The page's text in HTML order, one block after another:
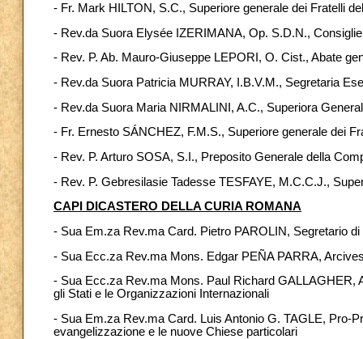
- Fr. Mark HILTON, S.C., Superiore generale dei Fratelli
- Rev.da Suora Elysée IZERIMANA, Op. S.D.N.,
- Rev. P. Ab. Mauro-Giuseppe LEPORI, O. Cist., Abate
- Rev.da Suora Patricia MURRAY, I.B.V.M., Segretaria
- Rev.da Suora Maria NIRMALINI, A.C., Superiora
- Fr. Ernesto SÁNCHEZ, F.M.S., Superiore generale dei
- Rev. P. Arturo SOSA, S.I., Preposito Generale della
- Rev. P. Gebresilasie Tadesse TESFAYE, M.C.C.J.,
CAPI DICASTERO DELLA CURIA ROMANA
- Sua Em.za Rev.ma Card. Pietro PAROLIN, Segretario di
- Sua Ecc.za Rev.ma Mons. Edgar PEÑA PARRA,
- Sua Ecc.za Rev.ma Mons. Paul Richard GALLAGHER,
gli Stati e le Organizzazioni Internazionali
- Sua Em.za Rev.ma Card. Luis Antonio G. TAGLE, Pro-
evangelizzazione e le nuove Chiese particolari